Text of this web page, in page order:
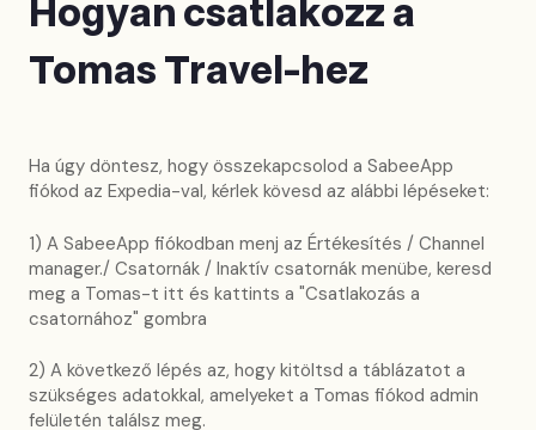
Hogyan csatlakozz a
Tomas Travel-hez
Ha úgy döntesz, hogy összekapcsolod a SabeeApp
fiókod az Expedia-val, kérlek kövesd az alábbi lépéseket:
1) A SabeeApp fiókodban menj az Értékesítés / Channel
manager./ Csatornák / Inaktív csatornák menübe, keresd
meg a Tomas-t itt és kattints a "Csatlakozás a
csatornához" gombra
2) A következő lépés az, hogy kitöltsd a táblázatot a
szükséges adatokkal, amelyeket a Tomas fiókod admin
felületén találsz meg.